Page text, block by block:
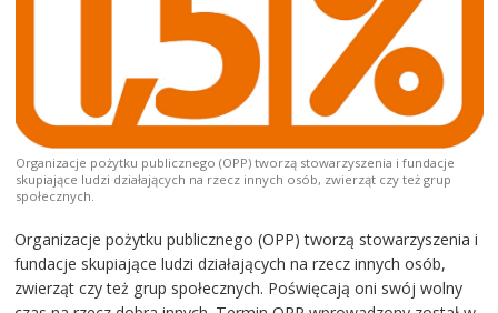
Organizacje pożytku publicznego (OPP) tworzą stowarzyszenia i fundacje
skupiające ludzi działających na rzecz innych osób, zwierząt czy też grup
społecznych.
Organizacje pożytku publicznego (OPP) tworzą stowarzyszenia i
fundacje skupiające ludzi działających na rzecz innych osób,
zwierząt czy też grup społecznych. Poświęcają oni swój wolny